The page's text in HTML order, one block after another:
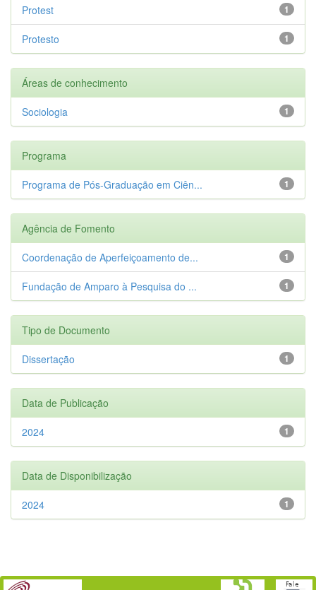
1
Protest
1
Protesto
Áreas de conhecimento
1
Sociologia
Programa
1
Programa de Pós-Graduação em Ciên...
Agência de Fomento
1
Coordenação de Aperfeiçoamento de...
1
Fundação de Amparo à Pesquisa do ...
Tipo de Documento
1
Dissertação
Data de Publicação
1
2024
Data de Disponibilização
1
2024